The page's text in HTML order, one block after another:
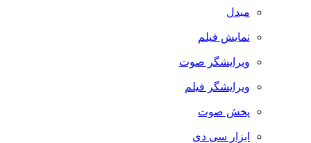
مبدل
نمایش فیلم
ویرایشگر صوت
ویرایشگر فیلم
پخش صوت
ابزار سی دی